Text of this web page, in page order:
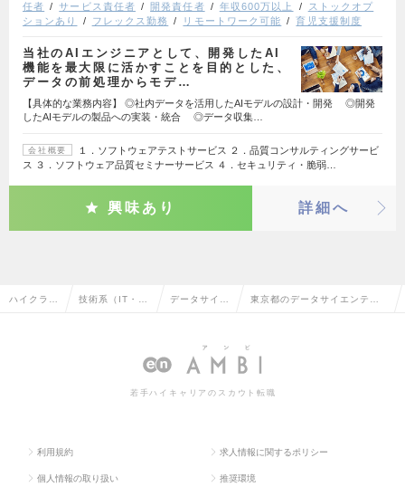
任者
サービス責任者 開発責任者 年収600万以上
ストックオプ
ションあり
フレックス勤務 リモートワーク可能 育児支援制度
当社のAIエンジニアとして、開発したAI
機能を最大限に活かすことを目的とした、
データの前処理からモデ…
【具体的な業務内容】 ◎社内データを活用したAIモデルの設計・開発 ◎開発
したAIモデルの製品への実装・統合 ◎データ収集…
会社概要
１．ソフトウェアテストサービス ２．品質コンサルティングサービ
ス ３．ソフトウェア品質セミナーサービス ４．セキュリティ・脆弱…
興味あり 詳細へ
ハイクラス 技術系（IT・W データサイエ 東京都のデータサイエンティ
若手ハイキャリアのスカウト転職
利用規約 求人情報に関するポリシー
個人情報の取り扱い 推奨環境